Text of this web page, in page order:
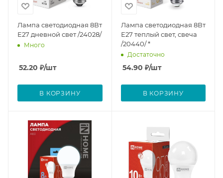
Лампа светодиодная 8Вт
Е27 дневной свет /24028/
Много
52.20 ₽/шт
В КОРЗИНУ
Лампа светодиодная 8Вт
Е27 теплый свет, свеча
/20440/ *
Достаточно
54.90 ₽/шт
В КОРЗИНУ